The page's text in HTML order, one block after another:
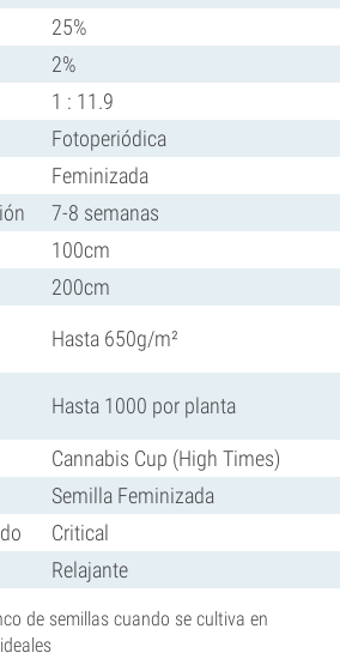
25%
2%
1 : 11.9
Fotoperiódica
Feminizada
7-8 semanas
100cm
200cm
Hasta 650g/m²
Hasta 1000 por planta
Cannabis Cup (High Times)
Semilla Feminizada
Critical
Relajante
de semillas cuando se cultiva en